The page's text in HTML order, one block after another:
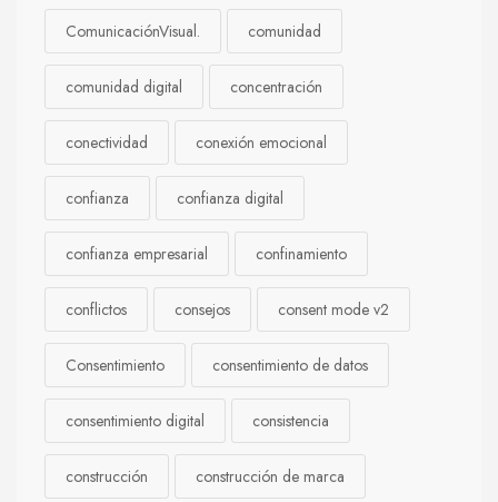
ComunicaciónVisual. comunidad
comunidad digital concentración
conectividad conexión emocional
confianza confianza digital
confianza empresarial confinamiento
conflictos consejos consent mode v2
Consentimiento consentimiento de datos
consentimiento digital consistencia
construcción construcción de marca